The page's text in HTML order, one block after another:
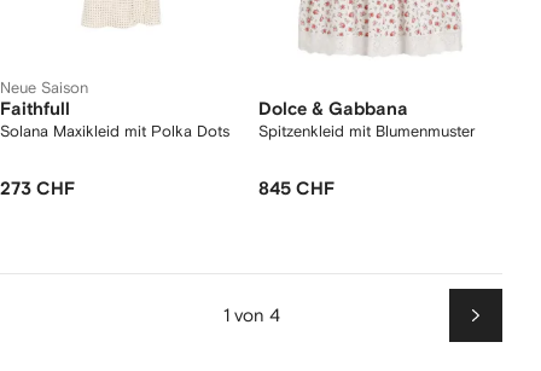
Neue Saison
Faithfull
Solana Maxikleid mit Polka Dots
273 CHF
Dolce & Gabbana
Spitzenkleid mit Blumenmuster
845 CHF
1 von 4
Weiter